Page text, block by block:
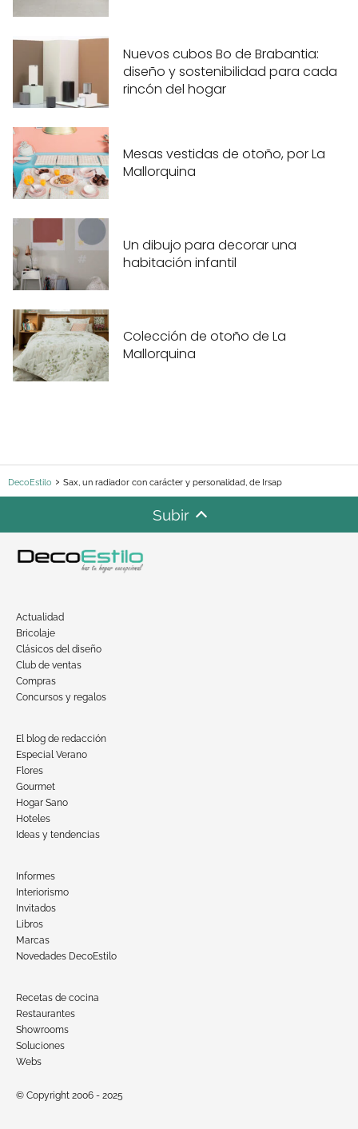
Nuevos cubos Bo de Brabantia:
diseño y sostenibilidad para cada
rincón del hogar
Mesas vestidas de otoño, por La
Mallorquina
Un dibujo para decorar una
habitación infantil
Colección de otoño de La
Mallorquina
DecoEstilo Sax, un radiador con carácter y personalidad, de Irsap
Subir
Actualidad
Bricolaje
Clásicos del diseño
Club de ventas
Compras
Concursos y regalos
El blog de redacción
Especial Verano
Flores
Gourmet
Hogar Sano
Hoteles
Ideas y tendencias
Informes
Interiorismo
Invitados
Libros
Marcas
Novedades DecoEstilo
Recetas de cocina
Restaurantes
Showrooms
Soluciones
Webs
© Copyright 2006 - 2025